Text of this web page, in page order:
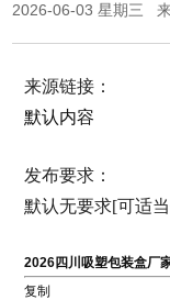
2026-06-03 星期三
来源链接：
默认内容
发布要求：
默认无要求[可适
2026四川吸塑包装盒厂
复制